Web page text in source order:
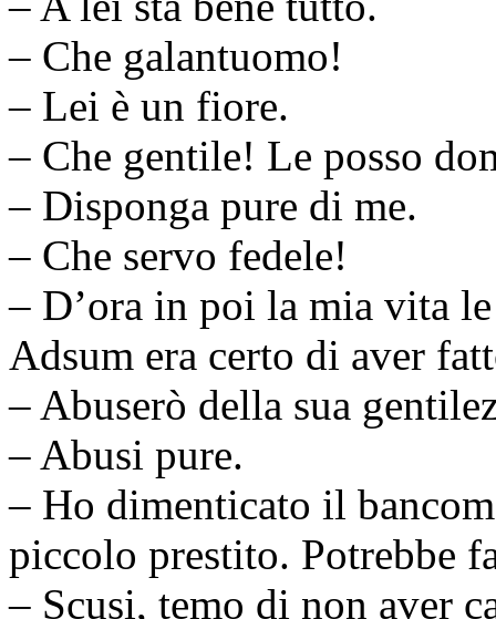
– Che galantuomo!
– Lei è un fiore.
– Che gentile! Le posso
– Disponga pure di me.
– Che servo fedele!
– D’ora in poi la mia vita
Adsum era certo di aver
– Abuserò della sua
– Abusi pure.
– Ho dimenticato il
piccolo prestito. Potrebbe
– Scusi, temo di non aver